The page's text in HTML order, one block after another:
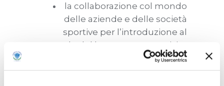
la collaborazione col mondo
delle aziende e delle società
sportive per l’introduzione al
mondo del lavoro e per acquisire
le conoscenze delle competenze
trasversali.